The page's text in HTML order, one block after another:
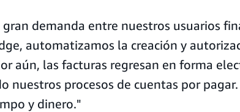
demanda entre nuestros usuarios
automatizamos la creación y
aún, las facturas regresan en forma
nuestros procesos de cuentas por
y dinero."